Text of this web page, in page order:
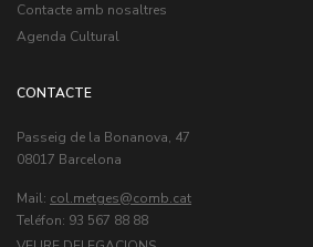
Contacte amb nosaltres
Agenda Cultural
CONTACTE
Passeig de la Bonanova, 47
08017 Barcelona
Mail: col.metges
Teléfon: 93 567 88 88